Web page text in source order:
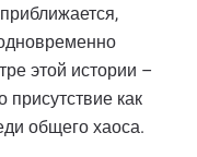
этой истории –
как
общего хаоса.